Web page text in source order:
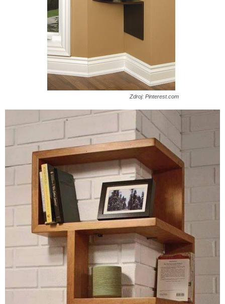
Zdroj: Pinterest.com